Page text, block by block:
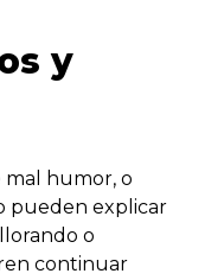
y
mal humor, o
pueden explicar
o
continuar